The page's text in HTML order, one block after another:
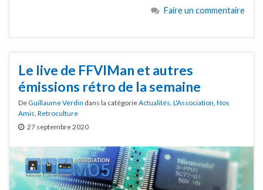
Faire un commentaire
Le live de FFVIMan et autres
émissions rétro de la semaine
DeGuillaume Verdin dans la catégorieActualités L'Association Nos
Amis Retroculture
27 septembre 2020